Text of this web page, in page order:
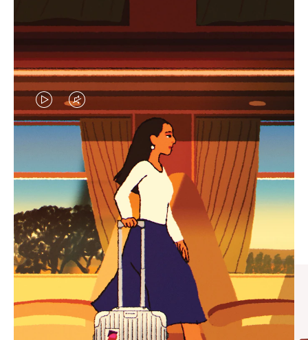
EL
VÍDEO
ESTÁ
PAUSADO,
PULSE
PARA
PAUSARLO.
EL
SONIDO
DEL
VÍDEO
ESTÁ
DESACTIVADO:
PULSE
PARA
ACTIVARLO.
IDAS DE REGALO CUIDADOSAMENTE ELEGIDAS
Encuentre su compañero de
viaje ideal